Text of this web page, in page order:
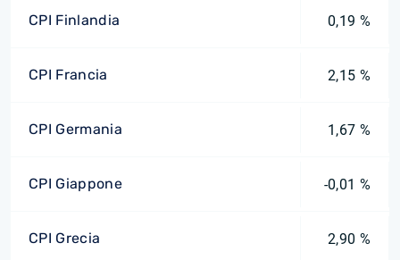
CPI Finlandia 0,19 %
CPI Francia 2,15 %
CPI Germania 1,67 %
CPI Giappone -0,01 %
CPI Grecia 2,90 %